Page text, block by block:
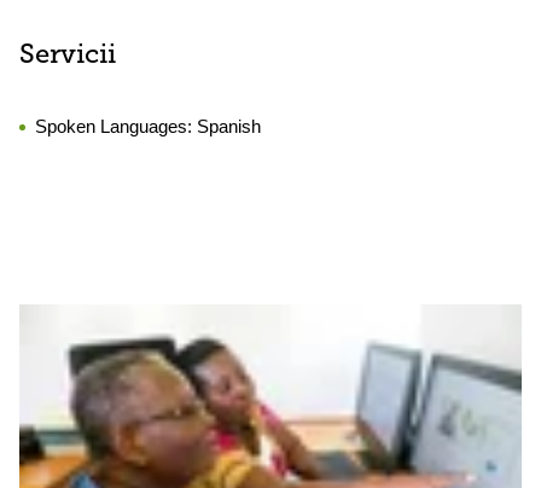
Servicii
Spoken Languages: Spanish